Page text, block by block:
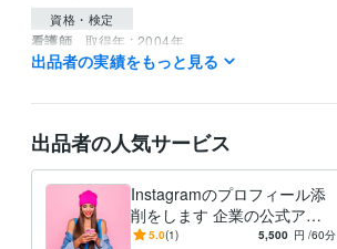
資格・検定
看護師 取得年 : 2004年
ケトジェニックダイエットアドバイザー
BLSプロバイダー 取得年 : 2005年
得意分野
住まい・美容・生活相談 健康相談
出品者の実績をもっと見る
出品者の人気サービス
Instagramのプロフィール添
削をします 企業の公式アカ
ウント運用も経験のあるナー
5.0(1) 5,500 円 /60分